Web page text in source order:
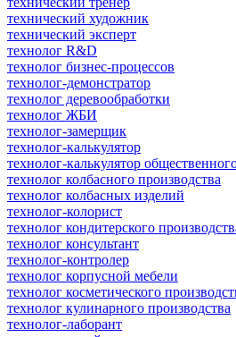
технический художник
технический эксперт
технолог R&D
технолог бизнес-процессов
технолог-демонстратор
технолог деревообработки
технолог ЖБИ
технолог-замерщик
технолог-калькулятор
технолог-калькулятор
технолог колбасного производства
технолог колбасных изделий
технолог-колорист
технолог кондитерского
технолог консультант
технолог-контролер
технолог корпусной мебели
технолог косметического
технолог кулинарного производства
технолог-лаборант